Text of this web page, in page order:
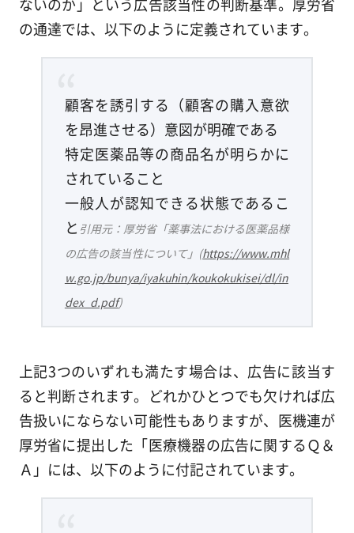
の通達では、以下のように定義されています。
顧客を誘引する（顧客の購入意欲
を昂進させる）意図が明確である
特定医薬品等の商品名が明らかに
されていること
一般人が認知できる状態であるこ
と 引用元：厚労省「薬事法における医薬品様
の広告の該当性について」(https://www.mhl
w.go.jp/bunya/iyakuhin/koukokukisei/dl/in
dex_d.pdf)
上記3つのいずれも満たす場合は、広告に該当す
ると判断されます。どれかひとつでも欠ければ広
告扱いにならない可能性もありますが、医機連が
厚労省に提出した「医療機器の広告に関するＱ＆
Ａ」には、以下のように付記されています。